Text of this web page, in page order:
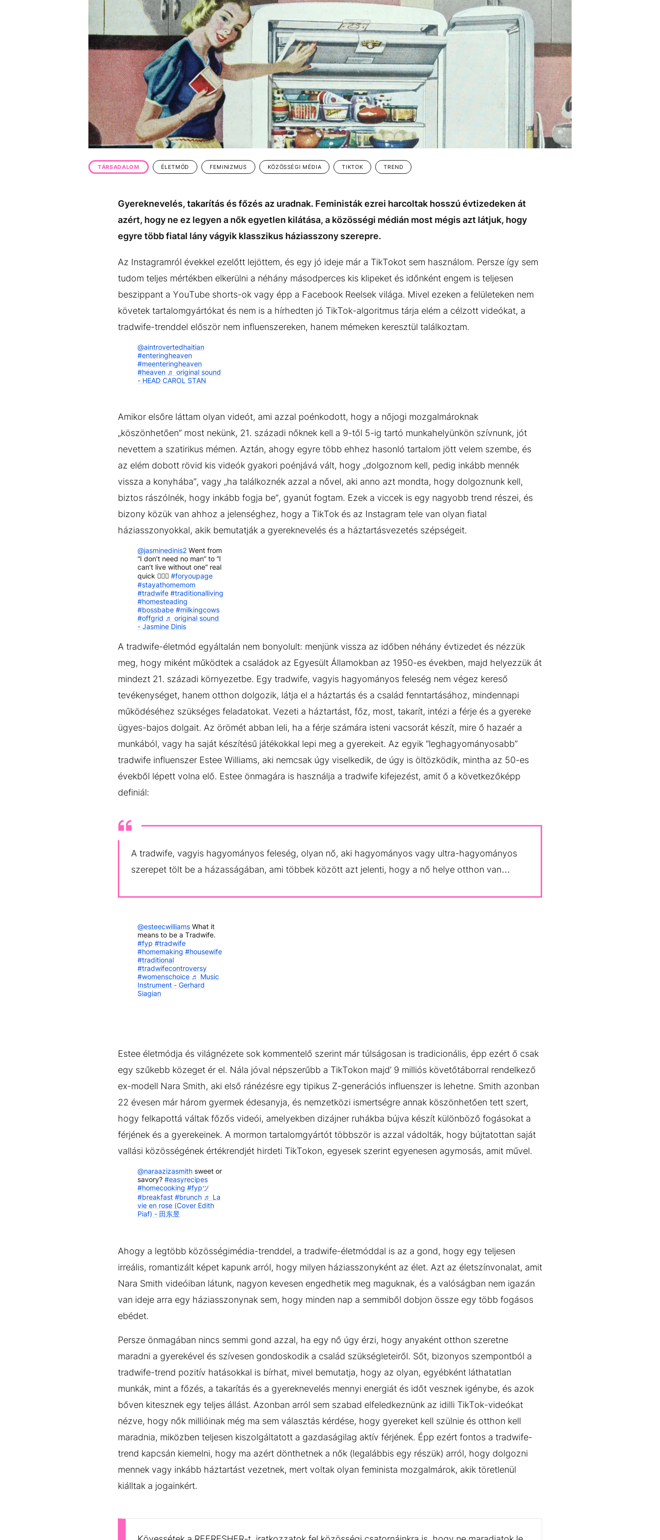
Videó
REFRESHER
MédiaajánlatImpresszum
TÁRSADALOM ÉLETMÓD FEMINIZMUS KÖZÖSSÉGI MÉDIA TIKTOK TREND
Gyereknevelés, takarítás és főzés az uradnak. Feministák ezrei harcoltak hosszú évtizedeken át
azért, hogy ne ez legyen a nők egyetlen kilátása, a közösségi médián most mégis azt látjuk, hogy
egyre több fiatal lány vágyik klasszikus háziasszony szerepre.
Az Instagramról évekkel ezelőtt lejöttem, és egy jó ideje már a TikTokot sem használom. Persze így sem
tudom teljes mértékben elkerülni a néhány másodperces kis klipeket és időnként engem is teljesen
beszippant a YouTube shorts-ok vagy épp a Facebook Reelsek világa. Mivel ezeken a felületeken nem
követek tartalomgyártókat és nem is a hírhedten jó TikTok-algoritmus tárja elém a célzott videókat, a
tradwife-trenddel először nem influenszereken, hanem mémeken keresztül találkoztam.
@aintrovertedhaitian
#enteringheaven
#meenteringheaven
#heaven ♬ original sound
- HEAD CAROL STAN
Amikor elsőre láttam olyan videót, ami azzal poénkodott, hogy a nőjogi mozgalmároknak
„köszönhetően” most nekünk, 21. századi nőknek kell a 9-től 5-ig tartó munkahelyünkön szívnunk, jót
nevettem a szatirikus mémen. Aztán, ahogy egyre több ehhez hasonló tartalom jött velem szembe, és
az elém dobott rövid kis videók gyakori poénjává vált, hogy „dolgoznom kell, pedig inkább mennék
vissza a konyhába”, vagy „ha találkoznék azzal a nővel, aki anno azt mondta, hogy dolgoznunk kell,
biztos rászólnék, hogy inkább fogja be”, gyanút fogtam. Ezek a viccek is egy nagyobb trend részei, és
bizony közük van ahhoz a jelenséghez, hogy a TikTok és az Instagram tele van olyan fiatal
háziasszonyokkal, akik bemutatják a gyereknevelés és a háztartásvezetés szépségeit.
@jasminedinis2 Went from
“I don’t need no man” to “I
can’t live without one” real
quick 🏃🏻‍♀️ #foryoupage
#stayathomemom
#tradwife #traditionalliving
#homesteading
#bossbabe #milkingcows
#offgrid ♬ original sound
- Jasmine Dinis
A tradwife-életmód egyáltalán nem bonyolult: menjünk vissza az időben néhány évtizedet és nézzük
meg, hogy miként működtek a családok az Egyesült Államokban az 1950-es években, majd helyezzük át
mindezt 21. századi környezetbe. Egy tradwife, vagyis hagyományos feleség nem végez kereső
tevékenységet, hanem otthon dolgozik, látja el a háztartás és a család fenntartásához, mindennapi
működéséhez szükséges feladatokat. Vezeti a háztartást, főz, most, takarít, intézi a férje és a gyereke
ügyes-bajos dolgait. Az örömét abban leli, ha a férje számára isteni vacsorát készít, mire ő hazaér a
munkából, vagy ha saját készítésű játékokkal lepi meg a gyerekeit. Az egyik “leghagyományosabb”
tradwife influenszer Estee Williams, aki nemcsak úgy viselkedik, de úgy is öltözködik, mintha az 50-es
évekből lépett volna elő. Estee önmagára is használja a tradwife kifejezést, amit ő a következőképp
definiál:
A tradwife, vagyis hagyományos feleség, olyan nő, aki hagyományos vagy ultra-hagyományos
szerepet tölt be a házasságában, ami többek között azt jelenti, hogy a nő helye otthon van…
@esteecwilliams What it
means to be a Tradwife.
#fyp #tradwife
#homemaking #housewife
#traditional
#tradwifecontroversy
#womenschoice ♬ Music
Instrument - Gerhard
Siagian
Estee életmódja és világnézete sok kommentelő szerint már túlságosan is tradicionális, épp ezért ő csak
egy szűkebb közeget ér el. Nála jóval népszerűbb a TikTokon majd’ 9 milliós követőtáborral rendelkező
ex-modell Nara Smith, aki első ránézésre egy tipikus Z-generációs influenszer is lehetne. Smith azonban
22 évesen már három gyermek édesanyja, és nemzetközi ismertségre annak köszönhetően tett szert,
hogy felkapottá váltak főzős videói, amelyekben dizájner ruhákba bújva készít különböző fogásokat a
férjének és a gyerekeinek. A mormon tartalomgyártót többször is azzal vádolták, hogy bújtatottan saját
vallási közösségének értékrendjét hirdeti TikTokon, egyesek szerint egyenesen agymosás, amit művel.
@naraazizasmith sweet or
savory? #easyrecipes
#homecooking #fypツ
#breakfast #brunch ♬ La
vie en rose (Cover Edith
Piaf) - 田东昱
Ahogy a legtöbb közösségimédia-trenddel, a tradwife-életmóddal is az a gond, hogy egy teljesen
irreális, romantizált képet kapunk arról, hogy milyen háziasszonyként az élet. Azt az életszínvonalat, amit
Nara Smith videóiban látunk, nagyon kevesen engedhetik meg maguknak, és a valóságban nem igazán
van ideje arra egy háziasszonynak sem, hogy minden nap a semmiből dobjon össze egy több fogásos
ebédet.
Persze önmagában nincs semmi gond azzal, ha egy nő úgy érzi, hogy anyaként otthon szeretne
maradni a gyerekével és szívesen gondoskodik a család szükségleteiről. Sőt, bizonyos szempontból a
tradwife-trend pozitív hatásokkal is bírhat, mivel bemutatja, hogy az olyan, egyébként láthatatlan
munkák, mint a főzés, a takarítás és a gyereknevelés mennyi energiát és időt vesznek igénybe, és azok
bőven kitesznek egy teljes állást. Azonban arról sem szabad elfeledkeznünk az idilli TikTok-videókat
nézve, hogy nők millióinak még ma sem választás kérdése, hogy gyereket kell szülnie és otthon kell
maradnia, miközben teljesen kiszolgáltatott a gazdaságilag aktív férjének. Épp ezért fontos a tradwife-
trend kapcsán kiemelni, hogy ma azért dönthetnek a nők (legalábbis egy részük) arról, hogy dolgozni
mennek vagy inkább háztartást vezetnek, mert voltak olyan feminista mozgalmárok, akik töretlenül
kiálltak a jogainkért.